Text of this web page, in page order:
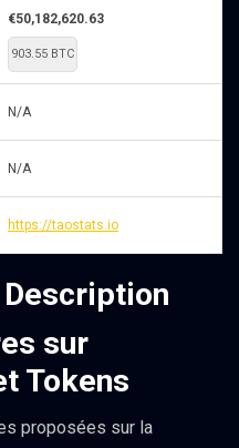
€50,182,620.63
903.55 BTC
N/A
N/A
https://taostats.io
sur
Tokens
proposées sur la